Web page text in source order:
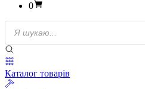
0
Пошук
товарів
Каталог товарів